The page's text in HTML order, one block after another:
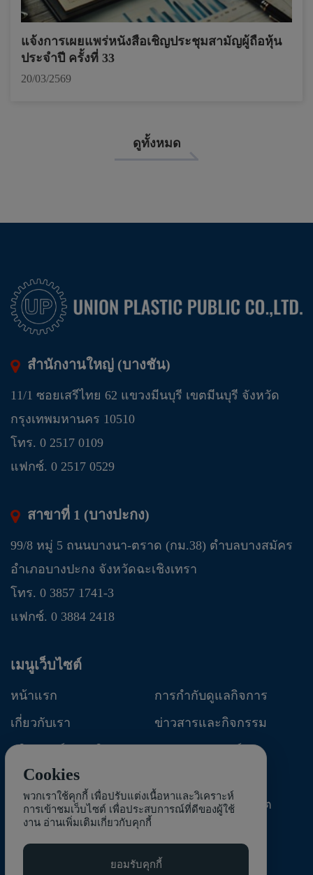
แจ้งการเผยแพร่หนังสือเชิญประชุมสามัญผู้ถือหุ้น
ประจำปี ครั้งที่ 33
20/03/2569
ดูทั้งหมด
สำนักงานใหญ่ (บางชัน)
11/1 ซอยเสรีไทย 62 แขวงมีนบุรี เขตมีนบุรี จังหวัด
กรุงเทพมหานคร 10510
โทร. 0 2517 0109
แฟกซ์. 0 2517 0529
สาขาที่ 1 (บางปะกง)
99/8 หมู่ 5 ถนนบางนา-ตราด (กม.38) ตำบลบางสมัคร
อำเภอบางปะกง จังหวัดฉะเชิงเทรา
โทร. 0 3857 1741-3
แฟกซ์. 0 3884 2418
เมนูเว็บไซต์
หน้าแรก
เกี่ยวกับเรา
ผลิตภัณฑ์และบริการ
การพัฒนาอย่างยั่งยืน
การกำกับดูแลกิจการ
ข่าวสารและกิจกรรม
แจ้งเบาะแสการทุจริต
Cookies
พวกเราใช้คุกกี้ เพื่อปรับแต่งเนื้อหาและวิเคราะห์
การเข้าชมเว็บไซต์ เพื่อประสบการณ์ที่ดีของผู้ใช้
งาน อ่านเพิ่มเติมเกี่ยวกับคุกกี้
ยอมรับคุกกี้